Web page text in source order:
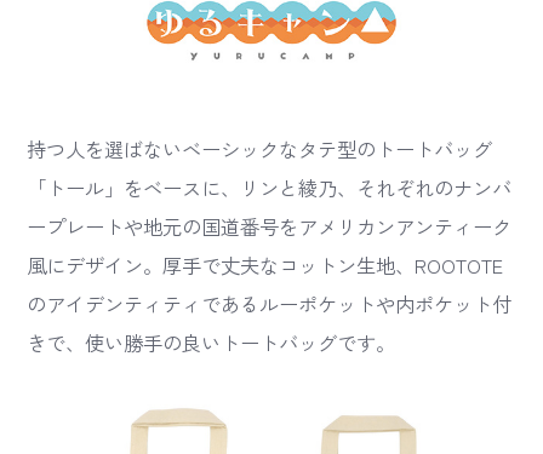
持つ人を選ばないベーシックなタテ型のトートバッグ
「トール」をベースに、リンと綾乃、それぞれのナンバ
ープレートや地元の国道番号をアメリカンアンティーク
風にデザイン。厚手で丈夫なコットン生地、ROOTOTE
のアイデンティティであるルーポケットや内ポケット付
きで、使い勝手の良いトートバッグです。